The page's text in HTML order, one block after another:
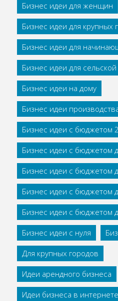
Бизнес идеи для женщин
Бизнес идеи для крупных
Бизнес идеи для
Бизнес идеи для
Бизнес идеи на дому
Бизнес идеи
Бизнес идеи с бюджетом
Бизнес идеи с бюджетом
Бизнес идеи с бюджетом
Бизнес идеи с бюджетом
Бизнес идеи с бюджетом
Бизнес идеи с нуля
Для крупных городов
Идеи арендного бизнеса
Идеи бизнеса в интернете